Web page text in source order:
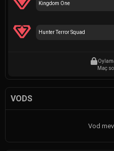
Kingdom One
Hunter Terror Squad
Maç
VODS
Vod